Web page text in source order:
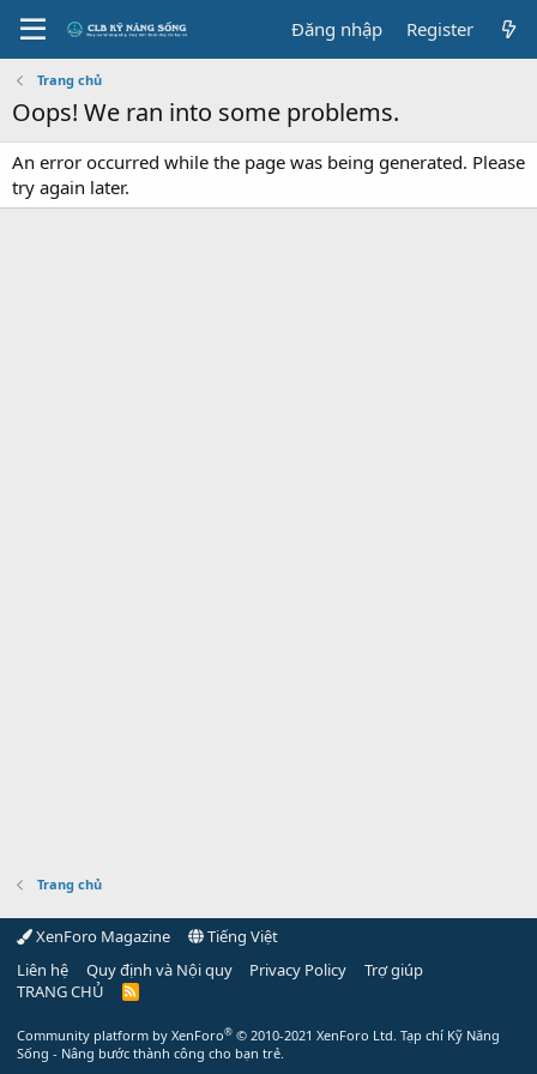
Đăng nhập Register
Trang chủ
Oops! We ran into some problems.
An error occurred while the page was being generated. Please
try again later.
Trang chủ
XenForo Magazine
Tiếng Việt
Liên hệ
Quy định và Nội quy Privacy Policy
Trợ giúp
TRANG CHỦ
R
Community platform by XenForo® © 2010-2021 XenForo Ltd. Tạp chí Kỹ Năng
Sống - Nâng bước thành công cho bạn trẻ.